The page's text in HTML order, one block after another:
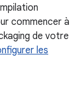
commencer à
de votre
les